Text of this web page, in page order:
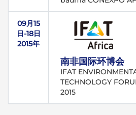
09月15
日-18日
2015年
南非国际环博会
IFAT
TECHNOLOGY
2015